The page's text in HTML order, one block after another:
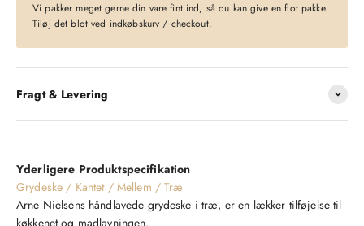
Vi pakker meget gerne din vare fint ind, så du kan give en flot pakke.
Tiløj det blot ved indkøbskurv / checkout.
Fragt & Levering
Yderligere Produktspecifikation
Grydeske / Kantet / Mellem / Træ
Arne Nielsens håndlavede grydeske i træ, er en lækker tilføjelse til
køkkenet og madlavningen.